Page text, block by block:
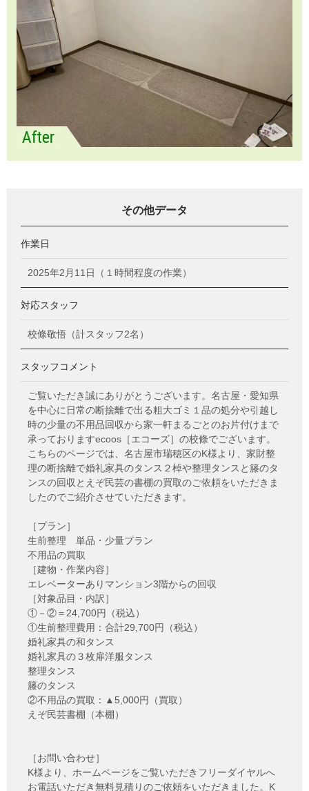
その他データ
作業日
2025年2月11日（１時間程度の作業）
対応スタッフ
校條敬悟（計スタッフ2名）
スタッフコメント
ご覧いただき誠にありがとうございます。名古屋・愛知県
を中心に日常の断捨離で出る粗大ゴミ１品の処分や引越し
時の少量の不用品回収から家一軒まるごとのお片付けまで
承っておりますecoos［エコーズ］の校條でございます。
こちらのページでは、名古屋市瑞穂区のK様より、家財整
理の断捨離で婚礼家具のタンス２棹や整理タンスと籐のタ
ンスの回収とえぞ民芸の書棚の買取のご依頼をいただきま
したのでご紹介させていただきます。
［プラン］
生前整理 単品・少量プラン
不用品の買取
［建物・作業内容］
エレベーターありマンション3階からの回収
［対象品目・内訳］
①－②＝24,700円（税込）
①生前整理費用：合計29,700円（税込）
婚礼家具の和タンス
婚礼家具の３枚扉洋服タンス
整理タンス
籐のタンス
②不用品の買取：▲5,000円（買取）
えぞ民芸書棚（本棚）
［お問い合わせ］
K様より、ホームページをご覧いただきフリーダイヤルへ
お電話いただき無料見積りのご依頼をいただきました。K